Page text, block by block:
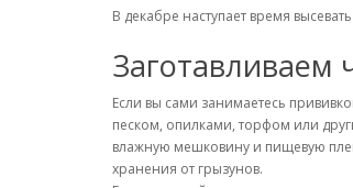
В декабре наступает время
Заготавливаем
Если вы сами занимаетесь
песком, опилками, торфом или
влажную мешковину и пищевую
хранения от грызунов.